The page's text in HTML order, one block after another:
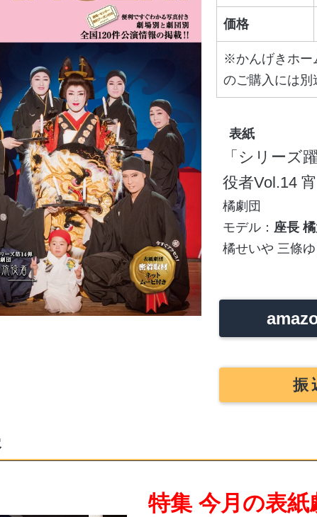
価格
※かんげきホー
のご購入には別
シリーズ
役者Vol.14
橘劇団
座長
橘せいや 三條ゆ
振
特集 今月の表紙